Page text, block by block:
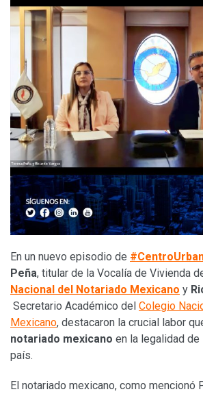
En un nuevo episodio de
Peña, titular de la Vocalía de Vivienda
Nacional del Notariado Mexicano y
Secretario Académico del Colegio
Mexicano, destacaron la crucial labor
notariado mexicano en la legalidad de
país.
El notariado mexicano, como mencionó